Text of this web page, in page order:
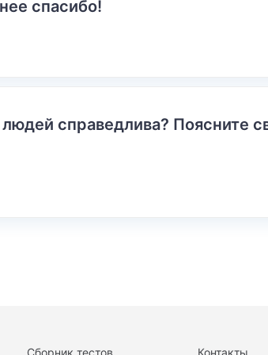
спасибо!
справедлива? Поясните
Сборник тестов Контакты